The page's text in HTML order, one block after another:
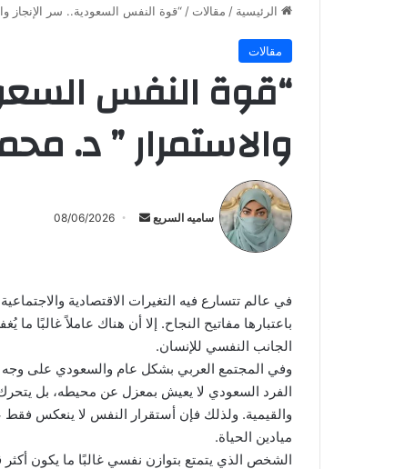
الرئيسية / مقالات / “قوة النفس السعودية.. سر الإنجاز
مقالات
“قوة النفس
والاستمرار ” د.
ساميه السريع
بريدا
08/06/2026
في عالم تتسارع فيه التغيرات الاقتصادية
باعتبارها مفاتيح النجاح. إلا أن هناك عاملاً غالبًا
الجانب النفسي للإنسان.
وفي المجتمع العربي بشكل عام والسعودي على وجه
الفرد السعودي لا يعيش بمعزل عن محيطه، بل يتحرك
والقيمية. ولذلك فإن أستقرار النفس لا ينعكس فقط
ميادين الحياة.
الشخص الذي يتمتع بتوازن نفسي غالبًا ما يكون أكثر